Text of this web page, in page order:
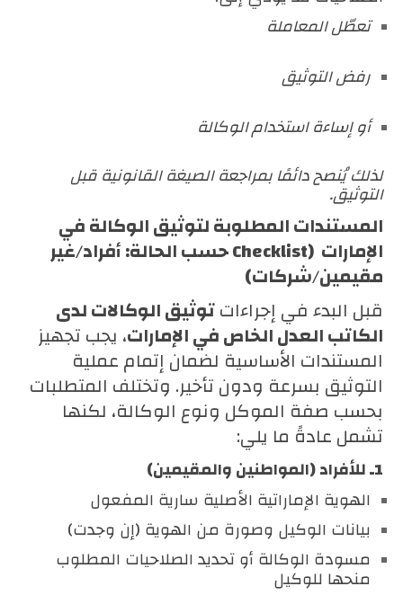
تعطّل المعاملة
رفض التوثيق
أو إساءة استخدام الوكالة
لذلك يُنصح دائمًا بمراجعة الصيغة القانونية قبل
التوثيق.
المستندات المطلوبة لتوثيق الوكالة في
الإمارات (Checklist حسب الحالة: أفراد/غير
مقيمين/شركات)
قبل البدء في إجراءاتتوثيق الوكالات لدى
الكاتب العدل الخاص في الإمارات، يجب تجهيز
المستندات الأساسية لضمان إتمام عملية
التوثيق بسرعة ودون تأخير. وتختلف المتطلبات
بحسب صفة الموكل ونوع الوكالة، لكنها
تشمل عادةً ما يلي:
1ـ للأفراد (المواطنين والمقيمين)
الهوية الإماراتية الأصلية سارية المفعول
بيانات الوكيل وصورة من الهوية (إن وجدت)
مسودة الوكالة أو تحديد الصلاحيات المطلوب
منحها للوكيل